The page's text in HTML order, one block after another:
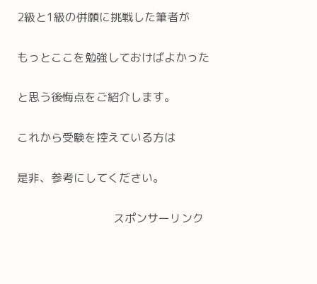
2級と1級の併願に挑戦した筆者が
もっとここを勉強しておけばよかった
と思う後悔点をご紹介します。
これから受験を控えている方は
是非、参考にしてください。
スポンサーリンク